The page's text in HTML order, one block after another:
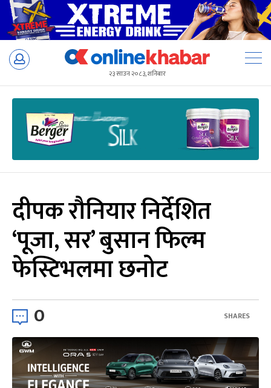
Skip
२३ साउन २०८३, शनिबार
दीपक रौनियार निर्देशित
‘पूजा, सर’ बुसान फिल्म
फेस्टिभलमा छनोट
0 SHARES